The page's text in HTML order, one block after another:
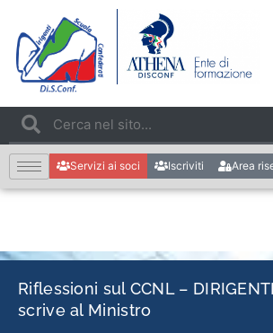
Servizi ai soci Iscriviti Area
Riflessioni sul CCNL –
scrive al Ministro